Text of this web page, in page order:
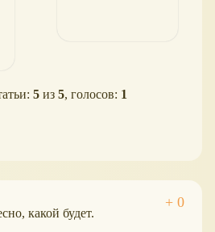
5 из 5, голосов: 1
какой будет.